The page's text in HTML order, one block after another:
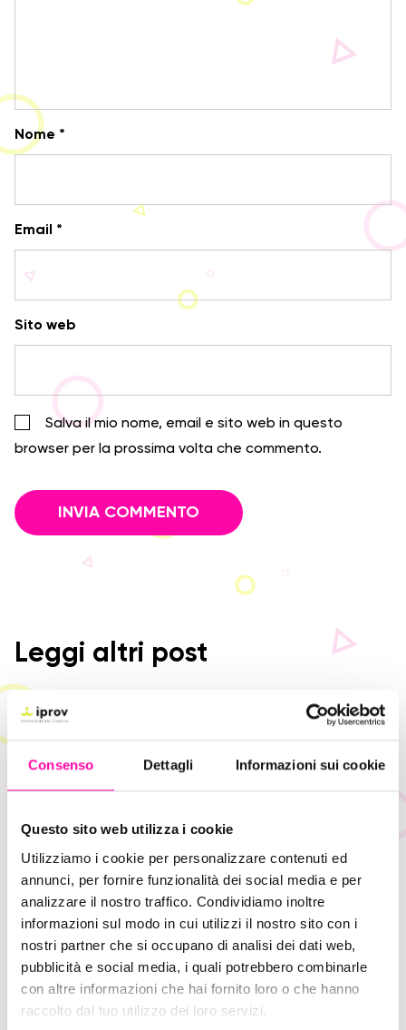
Consenso Dettagli Informazioni sui cookie
Questo sito web utilizza i cookie
Utilizziamo i cookie per personalizzare contenuti ed
annunci, per fornire funzionalità dei social media e per
analizzare il nostro traffico. Condividiamo inoltre
informazioni sul modo in cui utilizzi il nostro sito con i
nostri partner che si occupano di analisi dei dati web,
pubblicità e social media, i quali potrebbero combinarle
con altre informazioni che hai fornito loro o che hanno
raccolto dal tuo utilizzo dei loro servizi.
Nome *
Email *
Sito web
Salva il mio nome, email e sito web in questo
browser per la prossima volta che commento.
Leggi altri post
Salpa a bordo con Iprov Digital Agency!